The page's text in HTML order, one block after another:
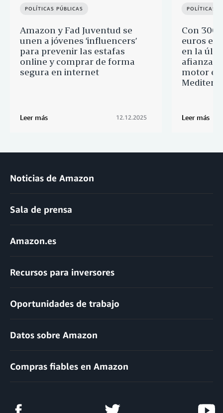
POLÍTICAS PÚBLICAS
Amazon y Fad Juventud se
unen a jóvenes ‘influencers’
para prevenir las estafas
online y comprar de forma
segura en internet
Leer más 12.12.2025
POLÍTICAS
Con
euros en
en la
afianza
motor
Leer más
Noticias de Amazon
Sala de prensa
Amazon.es
Recursos para inversores
Oportunidades de trabajo
Datos sobre Amazon
Compras fiables en Amazon